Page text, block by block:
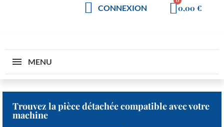
CONNEXION 0,00 €
MENU
Trouvez la pièce détachée compatible avec votre
machine